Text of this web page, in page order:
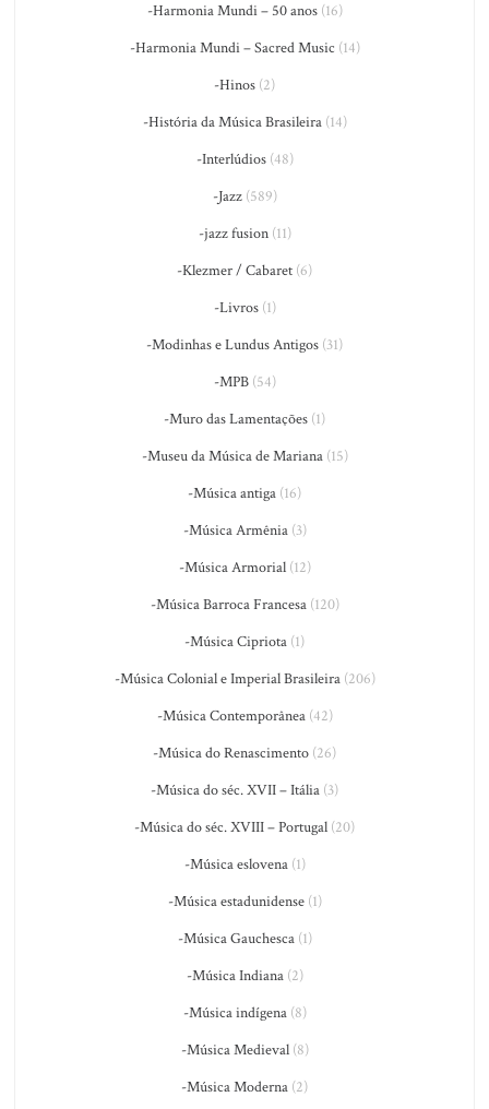
-Harmonia Mundi – 50 anos(16)
-Harmonia Mundi – Sacred Music (14)
-Hinos (2)
-História da Música Brasileira(14)
-Interlúdios(48)
-Jazz(589)
-jazz fusion(11)
-Klezmer / Cabaret (6)
-Livros(1)
-Modinhas e Lundus Antigos (31)
-MPB(54)
-Muro das Lamentações (1)
-Museu da Música de Mariana(15)
-Música antiga (16)
-Música Armênia(3)
-Música Armorial(12)
-Música Barroca Francesa(120)
-Música Cipriota (1)
-Música Colonial e Imperial Brasileira(206)
-Música Contemporânea(42)
-Música do Renascimento (26)
-Música do séc. XVII – Itália (3)
-Música do séc. XVIII – Portugal (20)
-Música eslovena(1)
-Música estadunidense(1)
-Música Gauchesca(1)
-Música Indiana(2)
-Música indígena(8)
-Música Medieval(8)
-Música Moderna (2)